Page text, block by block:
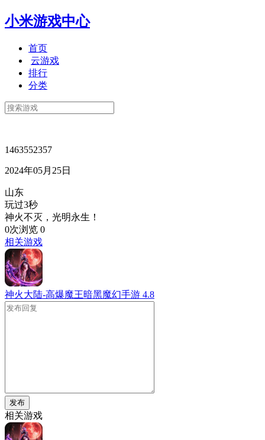
小米游戏中心
首页
云游戏
排行
分类
1463552357
2024年05月25日
山东
玩过3秒
神火不灭，光明永生！
0次浏览 0
相关游戏
神火大陆-高爆魔王暗黑魔幻手游 4.8
发布
相关游戏